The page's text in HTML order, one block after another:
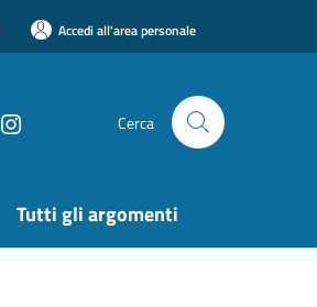
Accedi all'area personale
Cerca
Tutti gli argomenti